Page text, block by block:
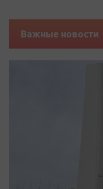
Важные новости